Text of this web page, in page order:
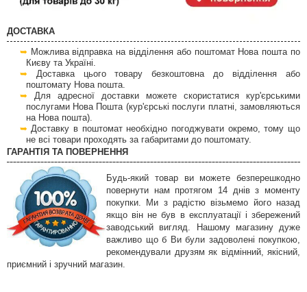
ДОСТАВКА
Можлива відправка на відділення або поштомат Нова пошта по
Києву та Україні.
Доставка цього товару безкоштовна до відділення або
поштомату Нова пошта.
Для адресної доставки можете скористатися кур'єрськими
послугами Нова Пошта (кур'єрські послуги платні, замовляються
на Нова пошта).
Доставку в поштомат необхідно погоджувати окремо, тому що
не всі товари проходять за габаритами до поштомату.
ГАРАНТІЯ ТА ПОВЕРНЕННЯ
Будь-який товар ви можете безперешкодно
повернути нам протягом 14 днів з моменту
покупки. Ми з радістю візьмемо його назад
якщо він не був в експлуатації і збережений
заводський вигляд. Нашому магазину дуже
важливо що б Ви були задоволені покупкою,
рекомендували друзям як відмінний, якісний,
приємний і зручний магазин.